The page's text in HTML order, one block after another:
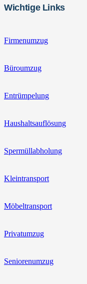
Wichtige Links
Firmenumzug
Büroumzug
Entrümpelung
Haushaltsauflösung
Spermüllabholung
Kleintransport
Möbeltransport
Privatumzug
Seniorenumzug